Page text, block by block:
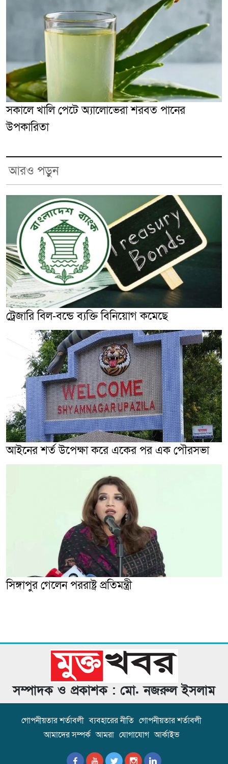
সকালে খালি পেটে অ্যালোভেরা শরবত পানের
উপকারিতা
আরও পড়ুন
ট্রেজারি বিল-বন্ডে ব্যক্তি বিনিয়োগ কমেছে
আইনের শর্ত উপেক্ষা করে একের পর এক পৌরসভা
সিঙ্গাপুর গেলেন পররাষ্ট্র প্রতিমন্ত্রী
সম্পাদক ও প্রকাশক : মো. নজরুল ইসলাম
গোপনীয়তার শর্তাবলী ব্যবহারের নীতি গোপনীয়তার শর্তাবলী
আমাদের সম্পর্ক আমরা যোগাযোগ আর্কাইভ